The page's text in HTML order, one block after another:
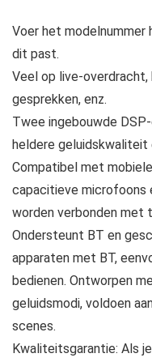
Voer het modelnummer
dit past.
Veel op live-
gesprekken, enz.
Twee ingebouwde
heldere
Compatibel met
capacitieve microfoons
worden verbonden met
Ondersteunt BT en
apparaten met BT,
bedienen. Ontworpen
geluidsmodi, voldoen
scenes.
Kwaliteitsgarantie: Als